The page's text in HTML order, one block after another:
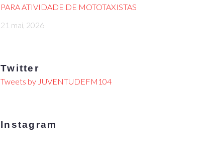
PARA ATIVIDADE DE MOTOTAXISTAS
21 mai, 2026
Twitter
Tweets by JUVENTUDEFM104
Instagram